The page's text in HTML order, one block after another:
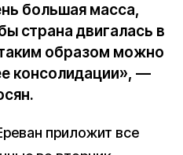
большая масса,
страна двигалась в
образом можно
консолидации», —
приложит все